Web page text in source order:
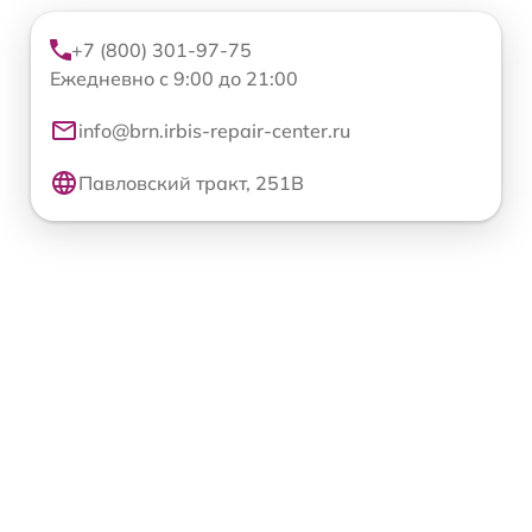
+7 (800) 301-97-75
Ежедневно с 9:00 до 21:00
info@brn.irbis-repair-center.ru
Павловский тракт, 251В